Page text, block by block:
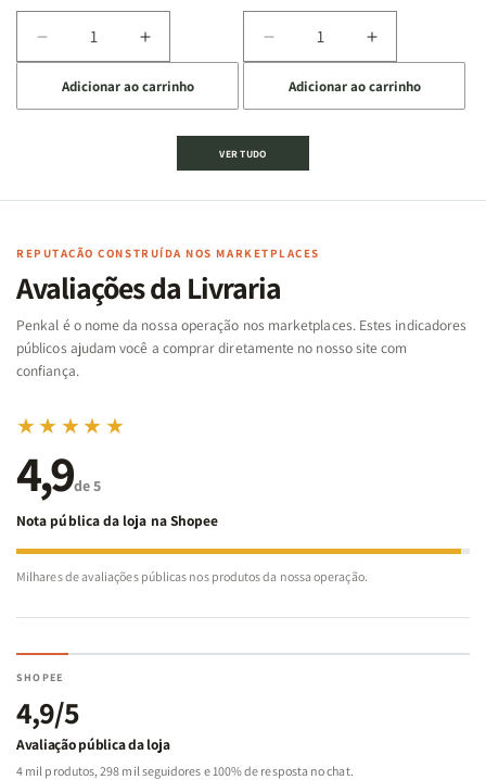
Diminuir
a
quantidade
de
Cartas
Famílias
Bíblia
-
Penkal
Aumentar
a
quantidade
de
Jogo
Cartas
Famílias
da
Bíblia
-
Penkal
Adicionar ao carrinho
Diminuir
a
quantidade
de
Jogo
|
de
Aumentar
a
quantidade
de
|
Adicionar ao carrinho
VER TUDO
REPUTAÇÃO CONSTRUÍDA NOS MARKETPLACES
Avaliações da Livraria
Penkal é o nome da nossa operação nos marketplaces. Estes indicadores
públicos ajudam você a comprar diretamente no nosso site com
confiança.
★★★★★
4,9de 5
Nota pública da loja na Shopee
Milhares de avaliações públicas nos produtos da nossa operação.
SHOPEE
4,9/5
Avaliação pública da loja
4 mil produtos, 298 mil seguidores e 100% de resposta no chat.